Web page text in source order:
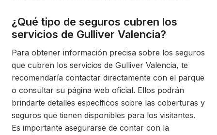
¿Qué tipo de seguros cubren los
servicios de Gulliver Valencia?
Para obtener información precisa sobre los seguros
que cubren los servicios de Gulliver Valencia, te
recomendaría contactar directamente con el parque
o consultar su página web oficial. Ellos podrán
brindarte detalles específicos sobre las coberturas y
seguros que tienen disponibles para los visitantes.
Es importante asegurarse de contar con la